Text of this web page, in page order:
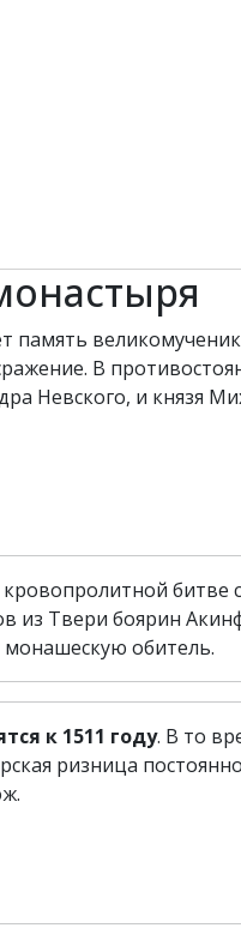
память
В
Невского, и князя
битве с
из Твери боярин
обитель.
к 1511 году. В то
ризница